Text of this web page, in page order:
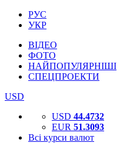
РУС
УКР
ВІДЕО
ФОТО
НАЙПОПУЛЯРНІШІ
СПЕЦПРОЕКТИ
USD
USD 44.4732
EUR 51.3093
Всі курси валют